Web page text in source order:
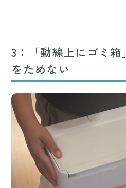
3：「動線上にゴミ箱
をためない